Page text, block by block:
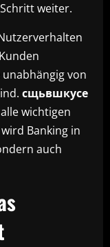
weiter.
von
сщьвшкусе
wichtigen
Banking in
auch